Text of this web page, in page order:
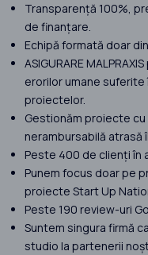
Transparență 100%,
de finanțare.
Echipă formată doar
ASIGURARE
erorilor umane
proiectelor.
Gestionăm proiecte cu
nerambursabilă atrasă
Peste 400 de clienți în
Punem focus doar pe
proiecte Start Up
Peste 190 review-uri
Suntem singura firmă
studio la partenerii